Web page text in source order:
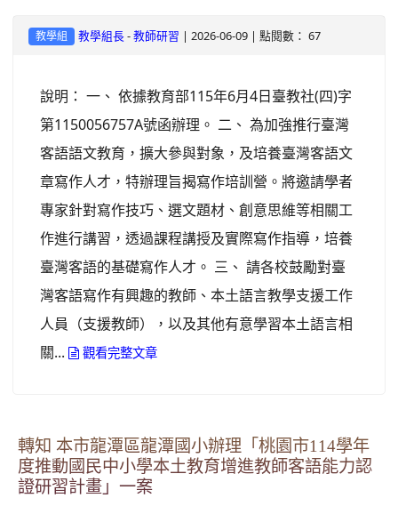
教學組 教學組長- 教師研習 | 2026-06-09 | 點閱數： 67
說明： 一、 依據教育部115年6月4日臺教社(四)字
第1150056757A號函辦理。 二、 為加強推行臺灣
客語語文教育，擴大參與對象，及培養臺灣客語文
章寫作人才，特辦理旨揭寫作培訓營。將邀請學者
專家針對寫作技巧、選文題材、創意思維等相關工
作進行講習，透過課程講授及實際寫作指導，培養
臺灣客語的基礎寫作人才。 三、 請各校鼓勵對臺
灣客語寫作有興趣的教師、本土語言教學支援工作
人員（支援教師），以及其他有意學習本土語言相
關...
觀看完整文章
轉知 本市龍潭區龍潭國小辦理「桃園市114學年
度推動國民中小學本土教育增進教師客語能力認
證研習計畫」一案